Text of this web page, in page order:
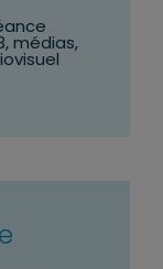
médias,